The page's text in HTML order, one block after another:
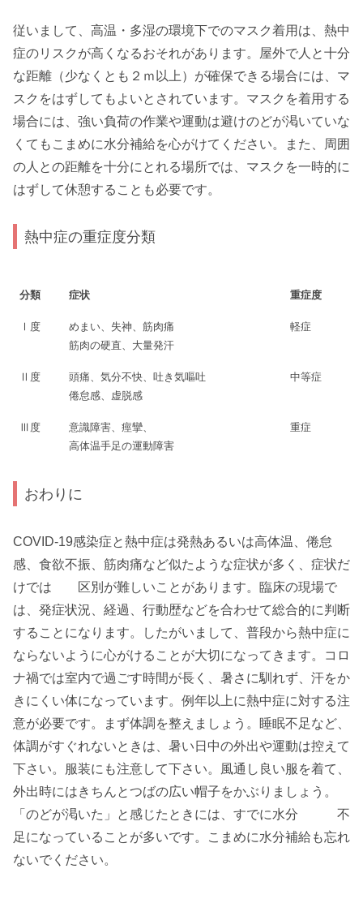
従いまして、高温・多湿の環境下でのマスク着用は、熱中
症のリスクが高くなるおそれがあります。屋外で人と十分
な距離（少なくとも２ｍ以上）が確保できる場合には、マ
スクをはずしてもよいとされています。マスクを着用する
場合には、強い負荷の作業や運動は避けのどが渇いていな
くてもこまめに水分補給を心がけてください。また、周囲
の人との距離を十分にとれる場所では、マスクを一時的に
はずして休憩することも必要です。
熱中症の重症度分類
分類 症状 重症度
Ⅰ度
めまい、失神、筋肉痛
筋肉の硬直、大量発汗
軽症
Ⅱ度
頭痛、気分不快、吐き気嘔吐
倦怠感、虚脱感
中等症
Ⅲ度
意識障害、痙攣、
高体温手足の運動障害
重症
おわりに
COVID-19感染症と熱中症は発熱あるいは高体温、倦怠
感、食欲不振、筋肉痛など似たような症状が多く、症状だ
けでは 区別が難しいことがあります。臨床の現場で
は、発症状況、経過、行動歴などを合わせて総合的に判断
することになります。したがいまして、普段から熱中症に
ならないように心がけることが大切になってきます。コロ
ナ禍では室内で過ごす時間が長く、暑さに馴れず、汗をか
きにくい体になっています。例年以上に熱中症に対する注
意が必要です。まず体調を整えましょう。睡眠不足など、
体調がすぐれないときは、暑い日中の外出や運動は控えて
下さい。服装にも注意して下さい。風通し良い服を着て、
外出時にはきちんとつばの広い帽子をかぶりましょう。
「のどが渇いた」と感じたときには、すでに水分 不
足になっていることが多いです。こまめに水分補給も忘れ
ないでください。